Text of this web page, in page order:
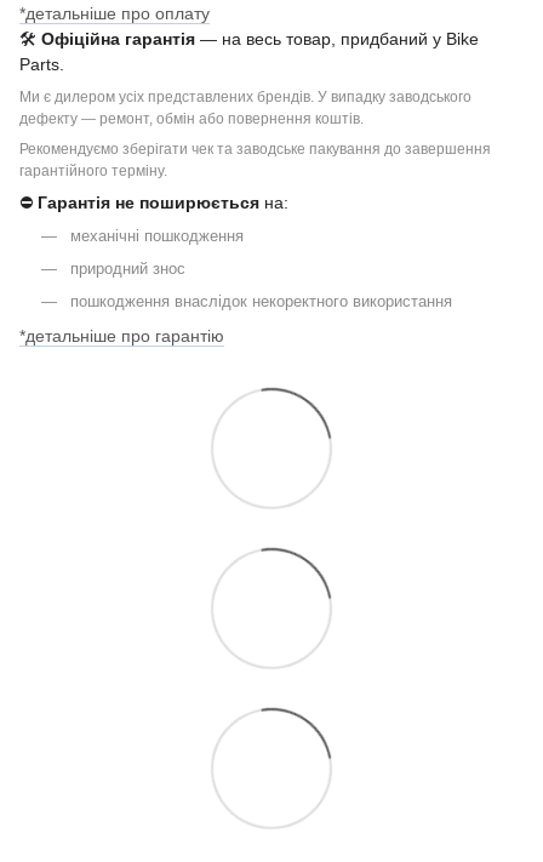
*детальніше про оплату
🛠 Офіційна гарантія — на весь товар, придбаний у Bike
Parts.
Ми є дилером усіх представлених брендів. У випадку заводського
дефекту — ремонт, обмін або повернення коштів.
Рекомендуємо зберігати чек та заводське пакування до завершення
гарантійного терміну.
⛔ Гарантія не поширюється на:
механічні пошкодження
природний знос
пошкодження внаслідок некоректного використання
*детальніше про гарантію